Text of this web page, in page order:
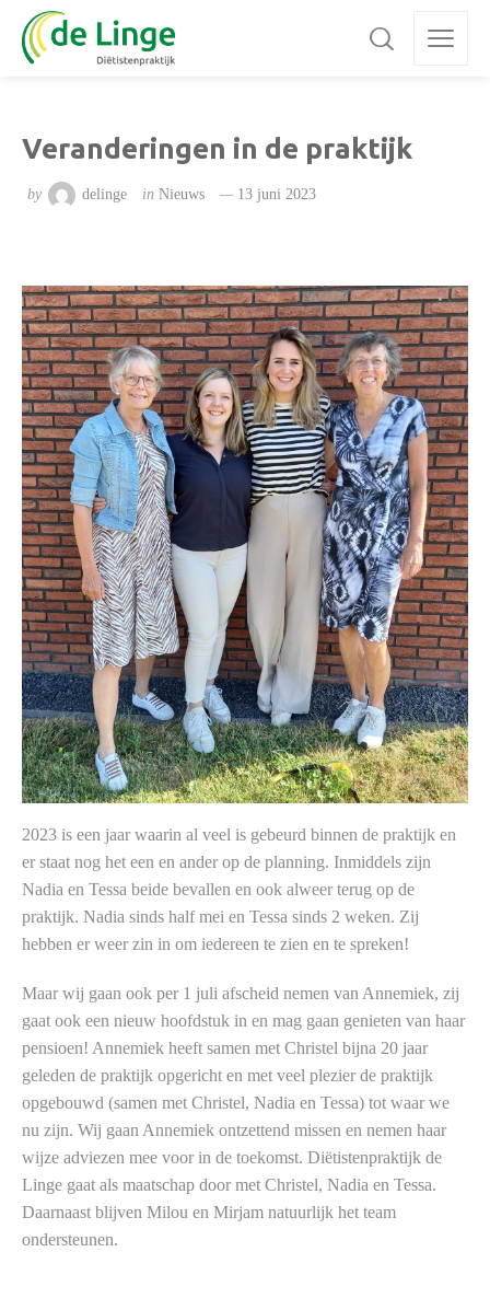
Veranderingen in de praktijk
by delinge in Nieuws 13 juni 2023
2023 is een jaar waarin al veel is gebeurd binnen de praktijk en
er staat nog het een en ander op de planning. Inmiddels zijn
Nadia en Tessa beide bevallen en ook alweer terug op de
praktijk. Nadia sinds half mei en Tessa sinds 2 weken. Zij
hebben er weer zin in om iedereen te zien en te spreken!
Maar wij gaan ook per 1 juli afscheid nemen van Annemiek, zij
gaat ook een nieuw hoofdstuk in en mag gaan genieten van haar
pensioen! Annemiek heeft samen met Christel bijna 20 jaar
geleden de praktijk opgericht en met veel plezier de praktijk
opgebouwd (samen met Christel, Nadia en Tessa) tot waar we
nu zijn. Wij gaan Annemiek ontzettend missen en nemen haar
wijze adviezen mee voor in de toekomst. Diëtistenpraktijk de
Linge gaat als maatschap door met Christel, Nadia en Tessa.
Daarnaast blijven Milou en Mirjam natuurlijk het team
ondersteunen.